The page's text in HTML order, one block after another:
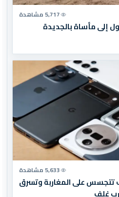
5,717 مشاهدة
إلى مأساة بالجديدة
5,633 مشاهدة
تتجسس على المغاربة وتسرق
غلف